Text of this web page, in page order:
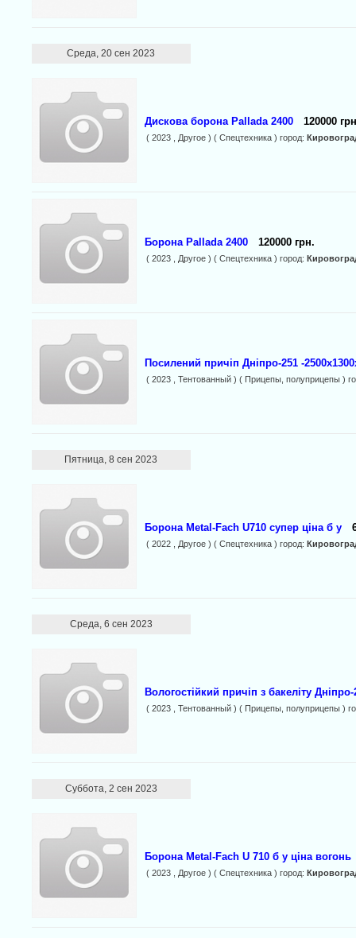
Среда, 20 сен 2023
Дискова борона Pallada 2400 120000
( 2023 , Другое ) ( Спецтехника ) город:
Борона Pallada 2400 120000 грн.
( 2023 , Другое ) ( Спецтехника ) город:
Посилений причіп Дніпро-251 -
( 2023 , Тентованный ) ( Прицепы, полуприцепы )
Пятница, 8 сен 2023
Борона Metal-Fach U710 супер ціна б у
( 2022 , Другое ) ( Спецтехника ) город:
Среда, 6 сен 2023
Вологостійкий причіп з бакеліту Дніпро-
( 2023 , Тентованный ) ( Прицепы, полуприцепы )
Суббота, 2 сен 2023
Борона Metal-Fach U 710 б у ціна вогонь
( 2023 , Другое ) ( Спецтехника ) город: